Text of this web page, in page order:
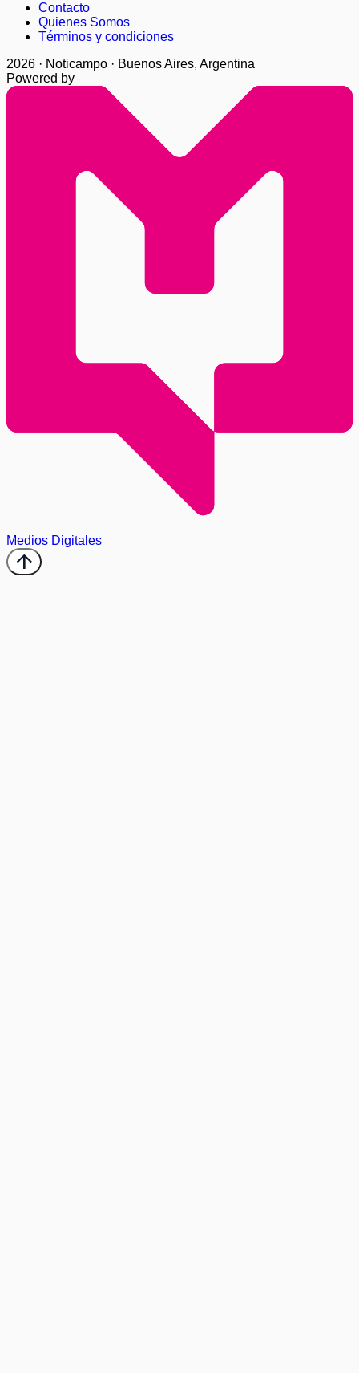
Contacto
Quienes Somos
Términos y condiciones
2026 · Noticampo · Buenos Aires, Argentina
Powered by
Medios Digitales
arrow_upward